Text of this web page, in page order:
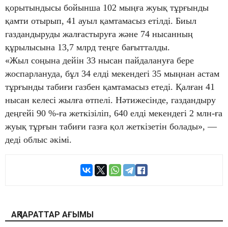
қорытындысы бойынша 102 мыңға жуық тұрғынды
қамти отырып, 41 ауыл қамтамасыз етілді. Биыл
газдандыруды жалғастыруға және 74 нысанның
құрылысына 13,7 млрд теңге бағытталды.
«Жыл соңына дейін 33 нысан пайдалануға берe
жоспарлануда, бұл 34 елді мекендегі 35 мыңнан астам
тұрғынды табиғи газбен қамтамасыз етеді. Қалған 41
нысан келесі жылға өтпелі. Нәтижесінде, газдандыру
деңгейі 90 %-ға жеткізіліп, 640 елді мекендегі 2 млн-ға
жуық тұрғын табиғи газға қол жеткізетін болады», —
деді облыс әкімі.
АҚПАРАТТАР АҒЫМЫ